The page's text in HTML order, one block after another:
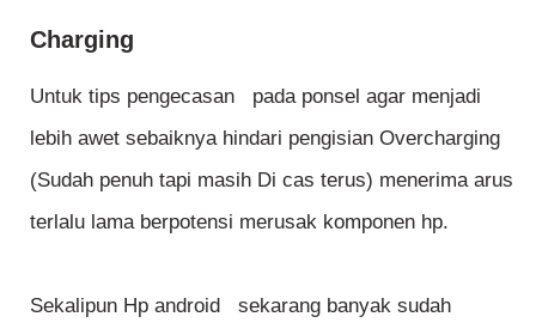
Charging
Untuk tips pengecasan pada ponsel agar menjadi
lebih awet sebaiknya hindari pengisian Overcharging
(Sudah penuh tapi masih Di cas terus) menerima arus
terlalu lama berpotensi merusak komponen hp.
Sekalipun Hp android sekarang banyak sudah